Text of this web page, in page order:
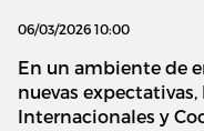
06/03/2026 10:00
En un ambiente de
nuevas
Internacionales y